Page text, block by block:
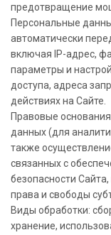
предотвращение
Персональные
автоматически
включая IP-адрес,
параметры и
доступа, адреса
действиях на Сайте.
Правовые
данных (для
также
связанных с
безопасности
права и свободы
Виды обработки:
хранение,